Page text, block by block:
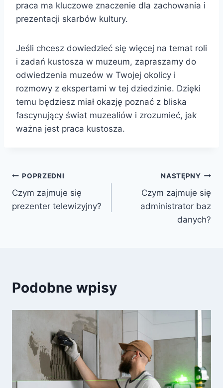
praca ma kluczowe znaczenie dla zachowania i
prezentacji skarbów kultury.
Jeśli chcesz dowiedzieć się więcej na temat roli
i zadań kustosza w muzeum, zapraszamy do
odwiedzenia muzeów w Twojej okolicy i
rozmowy z ekspertami w tej dziedzinie. Dzięki
temu będziesz miał okazję poznać z bliska
fascynujący świat muzealiów i zrozumieć, jak
ważna jest praca kustosza.
Nawigacja
wpisu
POPRZEDNI
Czym zajmuje się
prezenter telewizyjny?
NASTĘPNY
Czym zajmuje się
administrator baz
danych?
Podobne wpisy